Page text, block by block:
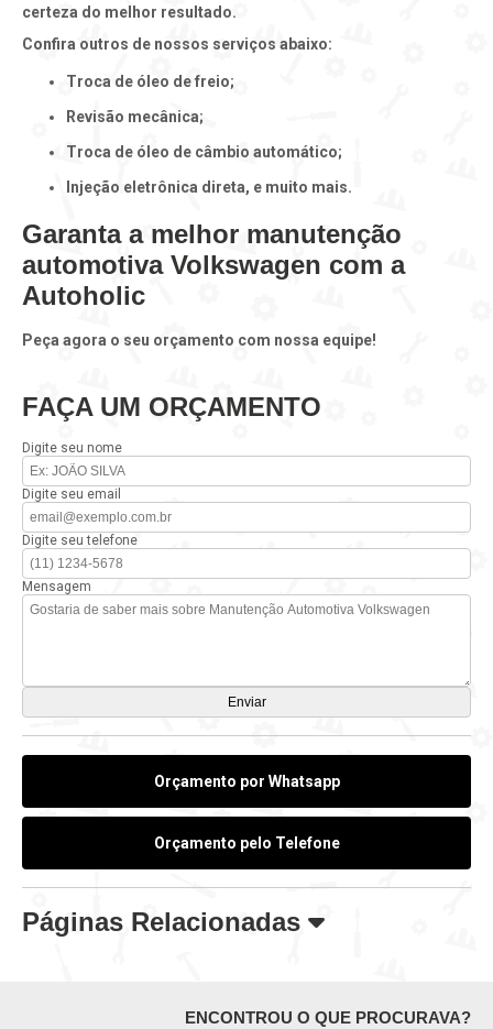
certeza do melhor resultado.
Confira outros de nossos serviços abaixo:
troca de óleo de freio;
revisão mecânica;
troca de óleo de câmbio automático;
Injeção eletrônica direta, e muito mais.
Garanta a melhor manutenção
automotiva Volkswagen com a
Autoholic
Peça agora o seu orçamento com nossa equipe!
FAÇA UM ORÇAMENTO
Digite seu nome
Digite seu email
Digite seu telefone
Mensagem
Orçamento por Whatsapp
Orçamento pelo Telefone
Páginas Relacionadas
ENCONTROU O QUE PROCURAVA?